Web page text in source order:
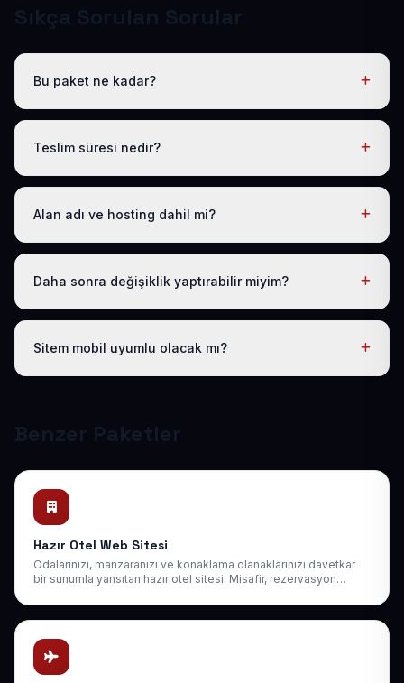
Sıkça Sorulan Sorular
Bu paket ne kadar?
Tüm sektörel paketlerimiz gibi Hazır Pansiyon Web Sitesi
.com.tr alan adı, hosting, SSL ve temel SEO dahildir; gizli
ücret yoktur.
Teslim süresi nedir?
Logo, iletişim ve tanıtım metinlerinizi ilettikten sonra
Alan adı ve hosting dahil mi?
Evet. Yıllık paket ücretine ücretsiz .com.tr alan adı ve
Daha sonra değişiklik yaptırabilir miyim?
Evet. Teslimden sonra ilk 30 gün ücretsiz revizyon
destek sağlıyoruz. Sonraki yıllarda da uygun bakım
paketlerimiz mevcuttur.
Sitem mobil uyumlu olacak mı?
Google mobil sıralamasına uygundur.
Benzer Paketler
Hazır Otel Web Sitesi
Odalarınızı, manzaranızı ve konaklama olanaklarınızı davetkar
bir sunumla yansıtan hazır otel sitesi. Misafir, rezervasyon